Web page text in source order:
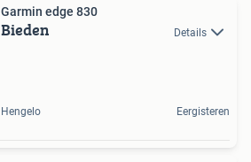
Garmin edge 830
Bieden Details
Hengelo Eergisteren